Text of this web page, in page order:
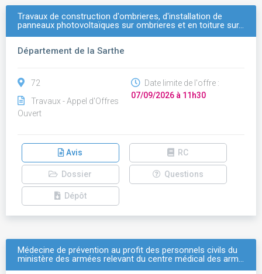
Travaux de construction d'ombrieres, d'installation de
panneaux photovoltaïques sur ombrieres et en toiture sur…
Département de la Sarthe
72
Travaux - Appel d'Offres
Ouvert
Date limite de l'offre :
07/09/2026 à 11h30
Avis RC
Dossier Questions
Dépôt
Médecine de prévention au profit des personnels civils du
ministère des armées relevant du centre médical des arm…